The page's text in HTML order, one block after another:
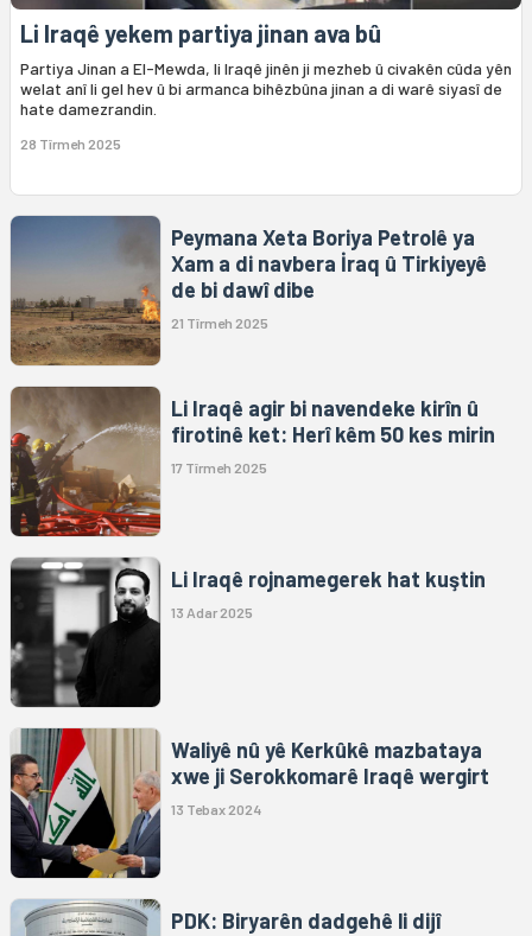
Li Iraqê yekem partiya jinan ava bû
Partiya Jinan a El-Mewda, li Iraqê jinên ji mezheb û civakên cûda yên
welat anî li gel hev û bi armanca bihêzbûna jinan a di warê siyasî de
hate damezrandin.
28 Tîrmeh 2025
Peymana Xeta Boriya Petrolê ya
Xam a di navbera İraq û Tirkiyeyê
de bi dawî dibe
21 Tîrmeh 2025
Li Iraqê agir bi navendeke kirîn û
firotinê ket: Herî kêm 50 kes mirin
17 Tîrmeh 2025
Li Iraqê rojnamegerek hat kuştin
13 Adar 2025
Waliyê nû yê Kerkûkê mazbataya
xwe ji Serokkomarê Iraqê wergirt
13 Tebax 2024
PDK: Biryarên dadgehê li dijî